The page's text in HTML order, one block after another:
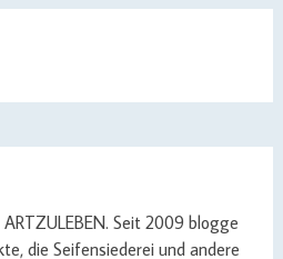
Seit 2009 blogge
die Seifensiederei und andere